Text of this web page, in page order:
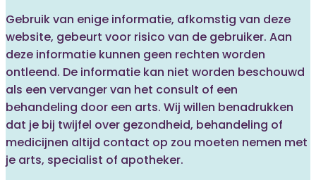
Gebruik van enige informatie, afkomstig van deze
website, gebeurt voor risico van de gebruiker. Aan
deze informatie kunnen geen rechten worden
ontleend. De informatie kan niet worden beschouwd
als een vervanger van het consult of een
behandeling door een arts. Wij willen benadrukken
dat je bij twijfel over gezondheid, behandeling of
medicijnen altijd contact op zou moeten nemen met
je arts, specialist of apotheker.